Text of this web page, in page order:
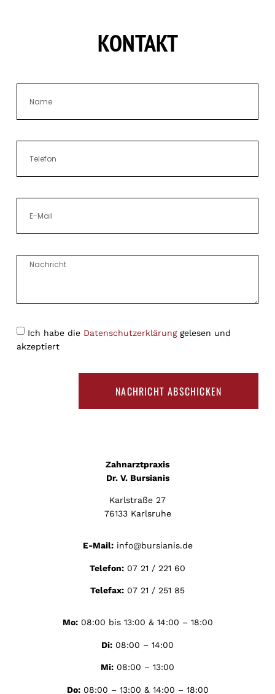
KONTAKT
Ich habe die Datenschutzerklärunggelesen und
akzeptiert
NACHRICHT ABSCHICKEN
Zahnarztpraxis
Dr. V. Bursianis
Karlstraße 27
76133 Karlsruhe
E-Mail:info@bursianis.de
Telefon: 07 21 / 221 60
Telefax: 07 21 / 251 85
Mo:08:00 bis 13:00 & 14:00 – 18:00
Di: 08:00 – 14:00
Mi: 08:00 – 13:00
Do:08:00 – 13:00 & 14:00 – 18:00